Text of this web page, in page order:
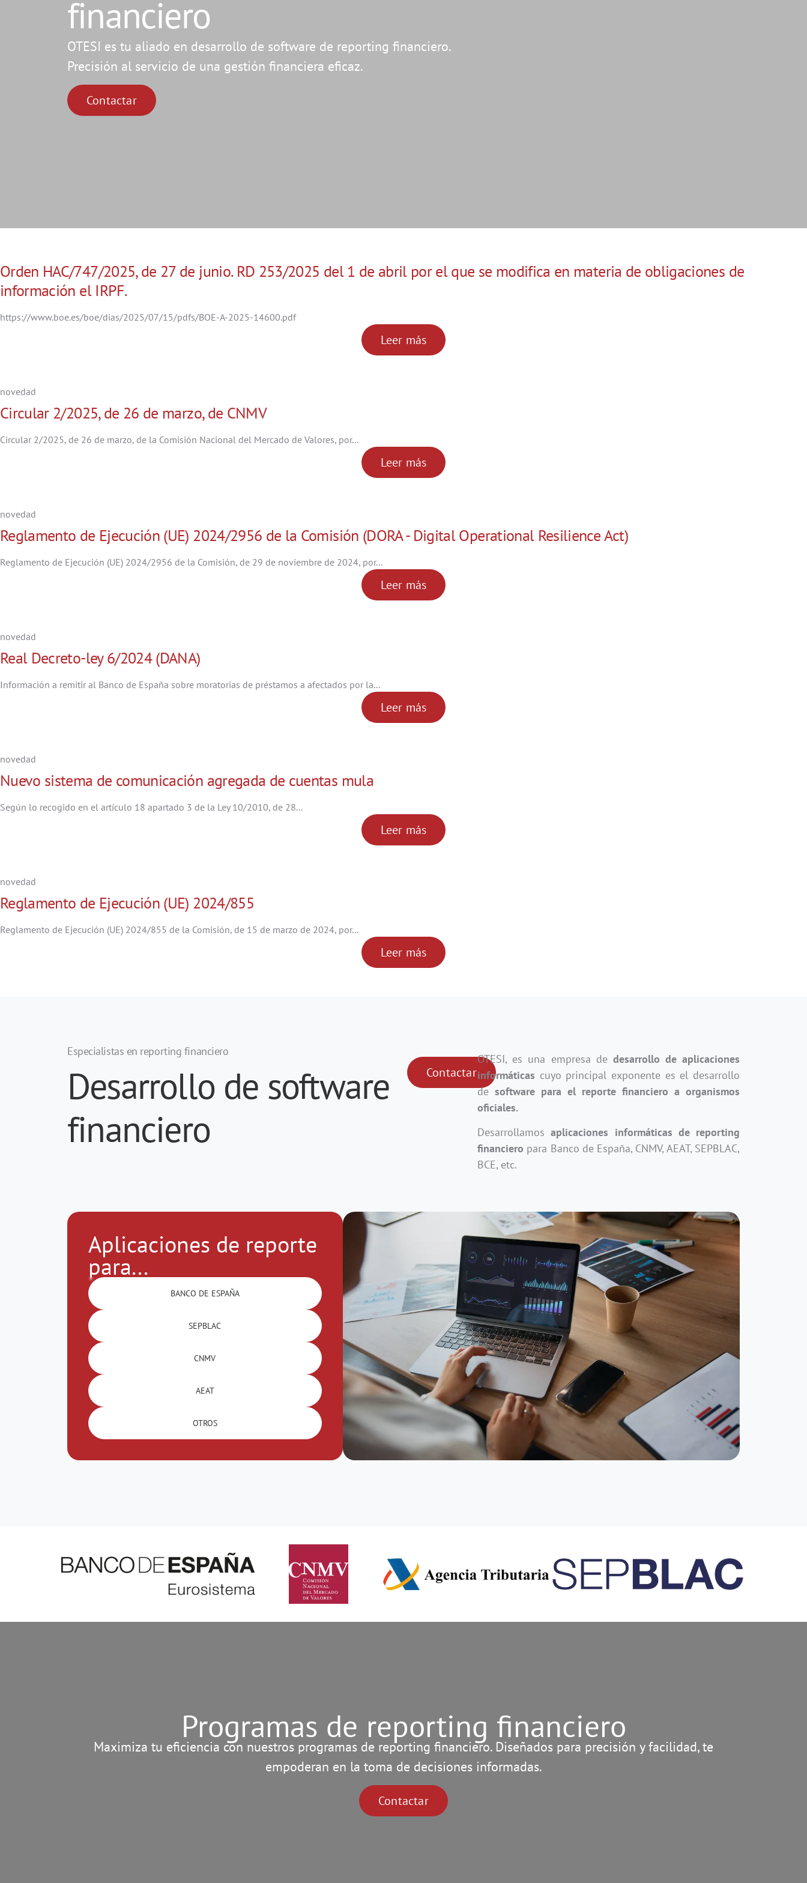
financiero
OTESI es tu aliado en desarrollo de software de reporting financiero.
Precisión al servicio de una gestión financiera eficaz.
Contactar
Orden HAC/747/2025, de 27 de junio. RD 253/2025 del 1 de abril por el que se modifica en materia de obligaciones de
información el IRPF.
https://www.boe.es/boe/dias/2025/07/15/pdfs/BOE-A-2025-14600.pdf
Leer más
novedad
Circular 2/2025, de 26 de marzo, de CNMV
Circular 2/2025, de 26 de marzo, de la Comisión Nacional del Mercado de Valores, por...
Leer más
novedad
Reglamento de Ejecución (UE) 2024/2956 de la Comisión (DORA - Digital Operational Resilience Act)
Reglamento de Ejecución (UE) 2024/2956 de la Comisión, de 29 de noviembre de 2024, por...
Leer más
novedad
Real Decreto-ley 6/2024 (DANA)
Información a remitir al Banco de España sobre moratorias de préstamos a afectados por la...
Leer más
novedad
Nuevo sistema de comunicación agregada de cuentas mula
Según lo recogido en el artículo 18 apartado 3 de la Ley 10/2010, de 28...
Leer más
novedad
Reglamento de Ejecución (UE) 2024/855
Reglamento de Ejecución (UE) 2024/855 de la Comisión, de 15 de marzo de 2024, por...
Leer más
Especialistas en reporting financiero
Desarrollo de software
financiero
Contactar
OTESI, es una empresa de desarrollo de aplicaciones
informáticas cuyo principal exponente es el desarrollo
desoftware para el reporte financiero a organismos
oficiales.
Desarrollamosaplicaciones informáticas de reporting
financiero para Banco de España, CNMV, AEAT, SEPBLAC,
BCE, etc.
Aplicaciones de reporte
para...
BANCO DE ESPAÑA
SEPBLAC
CNMV
AEAT
OTROS
Programas de reporting financiero
Maximiza tu eficiencia con nuestros programas de reporting financiero. Diseñados para precisión y facilidad, te
empoderan en la toma de decisiones informadas.
Contactar